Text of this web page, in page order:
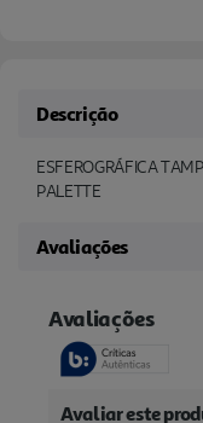
Descrição
ESFEROGRÁFICA
PALETTE
Avaliações